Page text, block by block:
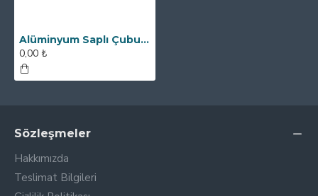
Alüminyum Saplı Çubuk Mıknatıs - Ø25x90 mm - Yüksek Manyetik Güç
0,00 ₺
Sözleşmeler
Hakkımızda
Teslimat Bilgileri